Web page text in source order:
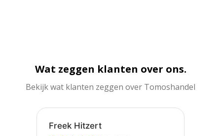
Wat zeggen klanten over ons.
Bekijk wat klanten zeggen over Tomoshandel